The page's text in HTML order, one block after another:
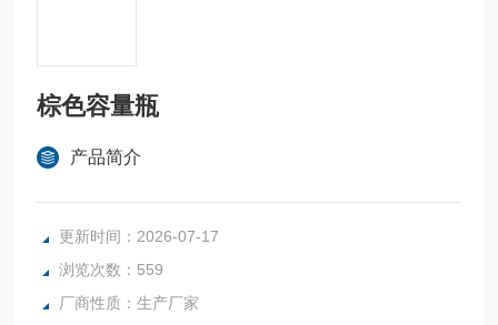
棕色容量瓶
产品简介
更新时间：2026-07-17
浏览次数：559
厂商性质：生产厂家